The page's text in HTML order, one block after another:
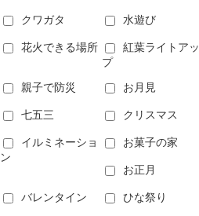
クワガタ 水遊び
花火できる場所
紅葉ライトアッ
プ
親子で防災 お月見
七五三 クリスマス
イルミネーショ
ン
お菓子の家
お正月
バレンタイン ひな祭り